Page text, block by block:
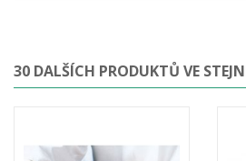
30 DALŠÍCH PRODUKTŮ VE